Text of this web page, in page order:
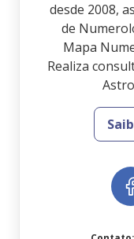
desde 2008,
de
Mapa
Realiza